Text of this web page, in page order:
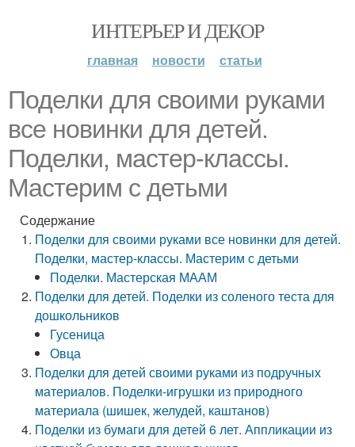
ИНТЕРЬЕР И ДЕКОР
главная новости статьи
Поделки для своими руками
все новинки для детей.
Поделки, мастер-классы.
Мастерим с детьми
Содержание
Поделки для своими руками все новинки для детей.
Поделки, мастер-классы. Мастерим с детьми
Поделки. Мастерская МААМ
Поделки для детей. Поделки из соленого теста для
дошкольников
Гусеница
Овца
Поделки для детей своими руками из подручных
материалов. Поделки-игрушки из природного
материала (шишек, желудей, каштанов)
Поделки из бумаги для детей 6 лет. Аппликации из